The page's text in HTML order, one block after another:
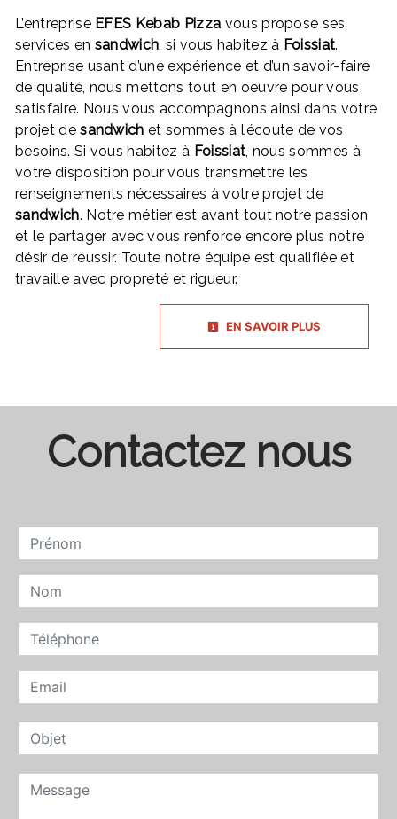
L’entreprise EFES Kebab Pizza vous propose ses
services en sandwich, si vous habitez à Foissiat.
Entreprise usant d’une expérience et d’un savoir-faire
de qualité, nous mettons tout en oeuvre pour vous
satisfaire. Nous vous accompagnons ainsi dans votre
projet desandwich et sommes à l’écoute de vos
besoins. Si vous habitez à Foissiat, nous sommes à
votre disposition pour vous transmettre les
renseignements nécessaires à votre projet de
sandwich. Notre métier est avant tout notre passion
et le partager avec vous renforce encore plus notre
désir de réussir. Toute notre équipe est qualifiée et
travaille avec propreté et rigueur.
EN SAVOIR PLUS
Contactez nous